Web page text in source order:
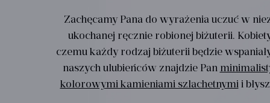
Zachęcamy Pana do wyrażenia uczuć w
ukochanej ręcznie robionej biżuterii.
czemu każdy rodzaj biżuterii będzie
naszych ulubieńców znajdzie Pan
kolorowymi kamieniami szlachetnymii